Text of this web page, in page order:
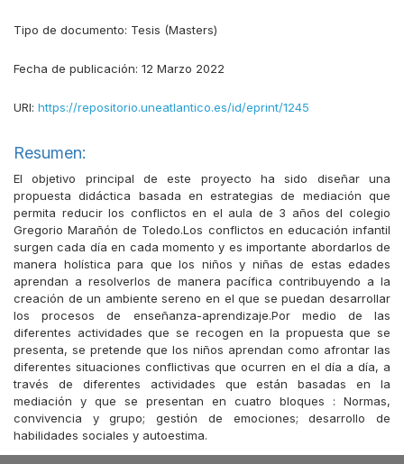
Tipo de documento: Tesis (Masters)
Fecha de publicación: 12 Marzo 2022
URI: https://repositorio.uneatlantico.es/id/eprint/1245
Resumen:
El objetivo principal de este proyecto ha sido diseñar una
propuesta didáctica basada en estrategias de mediación que
permita reducir los conflictos en el aula de 3 años del colegio
Gregorio Marañón de Toledo.Los conflictos en educación infantil
surgen cada día en cada momento y es importante abordarlos de
manera holística para que los niños y niñas de estas edades
aprendan a resolverlos de manera pacífica contribuyendo a la
creación de un ambiente sereno en el que se puedan desarrollar
los procesos de enseñanza-aprendizaje.Por medio de las
diferentes actividades que se recogen en la propuesta que se
presenta, se pretende que los niños aprendan como afrontar las
diferentes situaciones conflictivas que ocurren en el día a día, a
través de diferentes actividades que están basadas en la
mediación y que se presentan en cuatro bloques : Normas,
convivencia y grupo; gestión de emociones; desarrollo de
habilidades sociales y autoestima.